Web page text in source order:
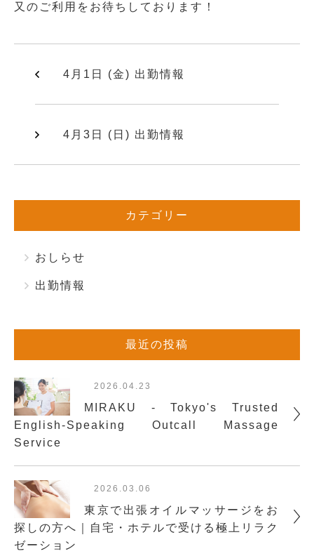
又のご利用をお待ちしております！
4月1日 (金) 出勤情報
4月3日 (日) 出勤情報
カテゴリー
おしらせ
出勤情報
最近の投稿
2026.04.23
MIRAKU - Tokyo's Trusted
English-Speaking Outcall Massage
Service
2026.03.06
東京で出張オイルマッサージをお
探しの方へ｜自宅・ホテルで受ける極上リラク
ゼーション